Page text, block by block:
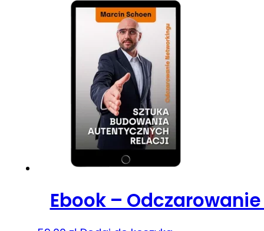
Ebook –